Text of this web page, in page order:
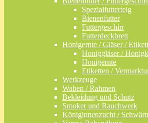
Spezialfutterteig
Bienenfutter
Futtergeschirr
Futterdeckbrett
Honigernte / Gläser /
Honiggläser /
Honigernte
Etiketten /
Werkzeuge
Waben / Rahmen
Bekleidung und Schutz
Smoker und Rauchwerk
Königinnenzucht /